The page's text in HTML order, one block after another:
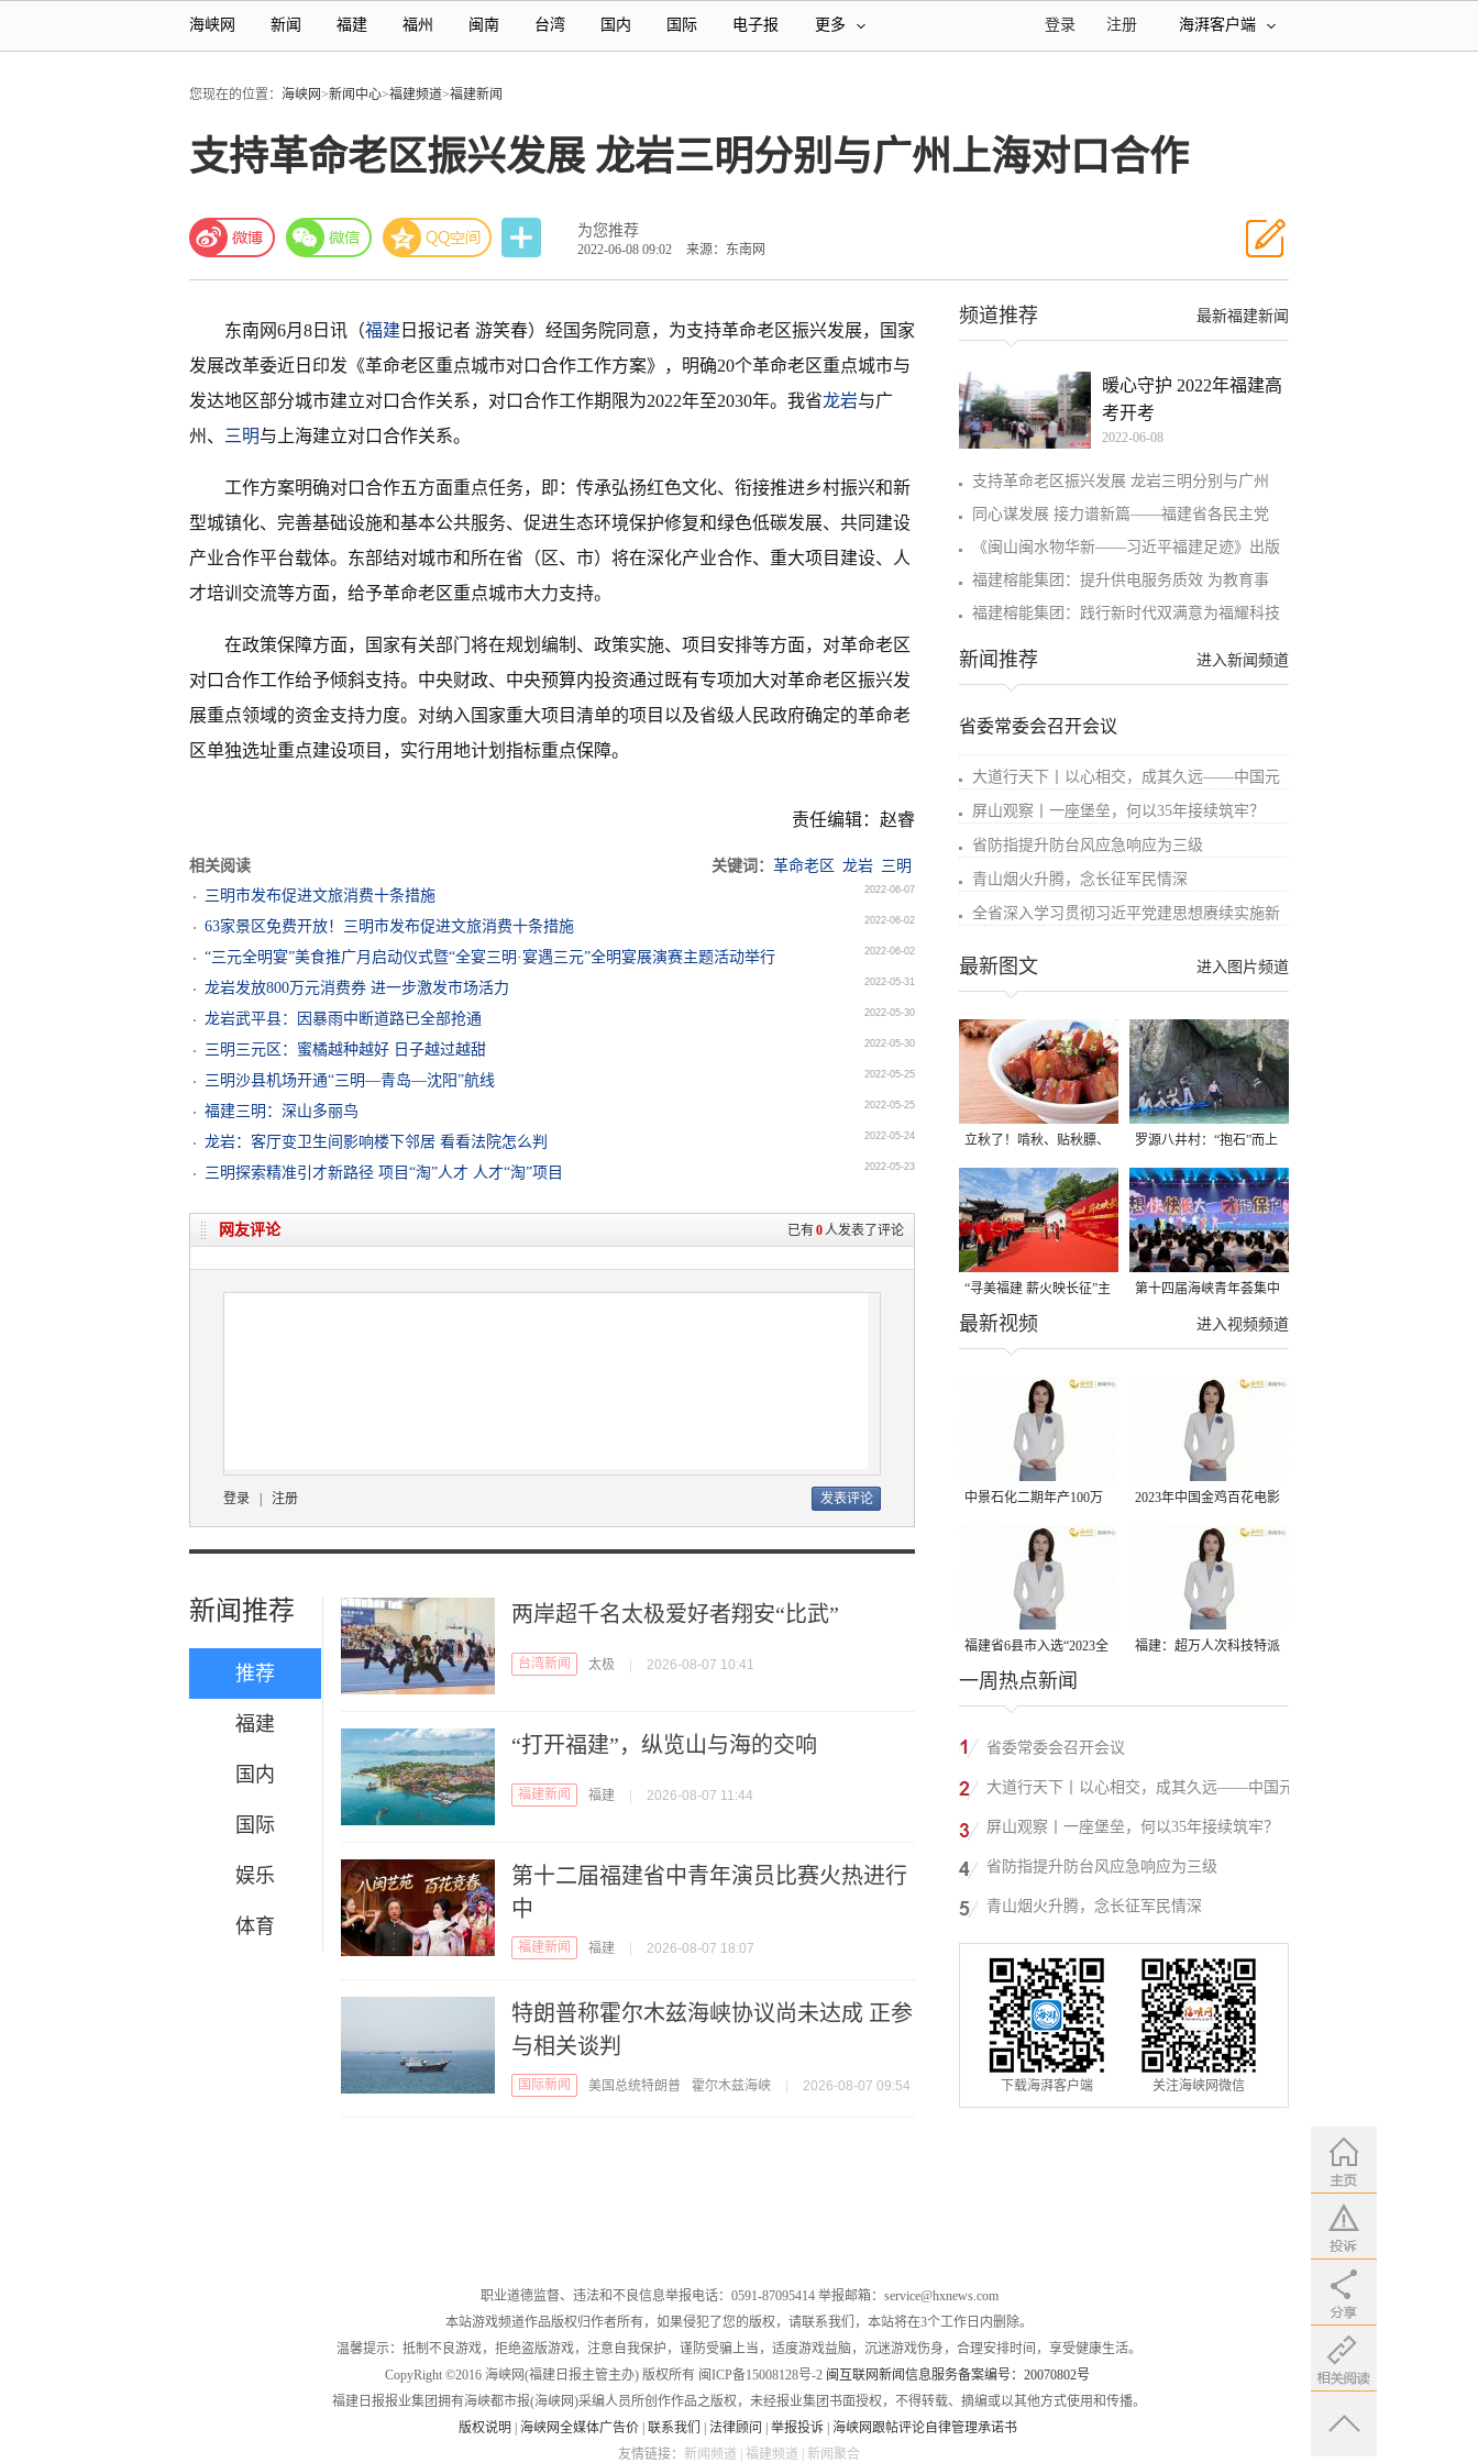
海峡网 新闻 福建 福州 闽南 台湾 国内 国际 电子报 更多 海湃客户端
注册
登录
您现在的位置： 海峡网>新闻中心>福建频道>福建新闻
支持革命老区振兴发展 龙岩三明分别与广州上海对口合作
为您推荐
2022-06-08 09:02 来源：东南网
东南网6月8日讯（福建 日报记者 游笑春）经国务院同意，为支持革命老区振兴发展，国家
发展改革委近日印发《革命老区重点城市对口合作工作方案》，明确20个革命老区重点城市与
发达地区部分城市建立对口合作关系，对口合作工作期限为2022年至2030年。我省龙岩与广
州、
三明与上海建立对口合作关系。
工作方案明确对口合作五方面重点任务，即：传承弘扬红色文化、衔接推进乡村振兴和新
型城镇化、完善基础设施和基本公共服务、促进生态环境保护修复和绿色低碳发展、共同建设
产业合作平台载体。东部结对城市和所在省（区、市）将在深化产业合作、重大项目建设、人
才培训交流等方面，给予革命老区重点城市大力支持。
在政策保障方面，国家有关部门将在规划编制、政策实施、项目安排等方面，对革命老区
对口合作工作给予倾斜支持。中央财政、中央预算内投资通过既有专项加大对革命老区振兴发
展重点领域的资金支持力度。对纳入国家重大项目清单的项目以及省级人民政府确定的革命老
区单独选址重点建设项目，实行用地计划指标重点保障。
责任编辑：赵睿
相关阅读 关键词： 革命老区 龙岩 三明
三明市发布促进文旅消费十条措施
2022-06-07
63家景区免费开放！三明市发布促进文旅消费十条措施 2022-06-02
“三元全明宴”美食推广月启动仪式暨“全宴三明·宴遇三元”全明宴展演赛主题活动举行 2022-06-02
龙岩发放800万元消费券 进一步激发市场活力 2022-05-31
龙岩武平县：因暴雨中断道路已全部抢通 2022-05-30
三明三元区：蜜橘越种越好 日子越过越甜 2022-05-30
三明沙县机场开通“三明—青岛—沈阳”航线 2022-05-25
福建三明：深山多丽鸟 2022-05-25
龙岩：客厅变卫生间影响楼下邻居 看看法院怎么判 2022-05-24
三明探索精准引才新路径 项目“淘”人才 人才“淘”项目 2022-05-23
已有0人发表了评论
网友评论
登录 注册
新闻推荐
推荐
福建
国内
国际
娱乐
体育
两岸超千名太极爱好者翔安“比武”
台湾新闻 太极 2026-08-07 10:41
“打开福建”，纵览山与海的交响
福建新闻 福建 2026-08-07 11:44
第十二届福建省中青年演员比赛火热进行
中
福建新闻 福建 2026-08-07 18:07
特朗普称霍尔木兹海峡协议尚未达成 正参
与相关谈判
国际新闻 美国总统特朗普 霍尔木兹海峡 2026-08-07 09:54
最新福建新闻
频道推荐
暖心守护 2022年福建高
考开考
2022-06-08
支持革命老区振兴发展 龙岩三明分别与广州
同心谋发展 接力谱新篇——福建省各民主党
《闽山闽水物华新——习近平福建足迹》出版
福建榕能集团：提升供电服务质效 为教育事
福建榕能集团：践行新时代双满意为福耀科技
进入新闻频道
新闻推荐
省委常委会召开会议
大道行天下丨以心相交，成其久远——中国元
屏山观察丨一座堡垒，何以35年接续筑牢？
省防指提升防台风应急响应为三级
青山烟火升腾，念长征军民情深
全省深入学习贯彻习近平党建思想赓续实施新
进入图片频道
最新图文
立秋了！啃秋、贴秋膘、
晒秋，福建人这样过才够
味→
罗源八井村：“抱石”而上
“寻美福建 薪火映长征”主
题活动在龙岩长汀启动
第十四届海峡青年荟集中
阶段活动在福州举行
进入视频频道
最新视频
中景石化二期年产100万
吨丙烷脱氢项目建成中交
2023年中国金鸡百花电影
节有福电影巡展31日启动
福建省6县市入选“2023全
国县域发展潜力百强县”
福建：超万人次科技特派
一周热点新闻
省委常委会召开会议
大道行天下丨以心相交，成其久远——中国元
首外交的世界情怀与大国气派
屏山观察丨一座堡垒，何以35年接续筑牢？
省防指提升防台风应急响应为三级
青山烟火升腾，念长征军民情深
下载海湃客户端 关注海峡网微信
职业道德监督、违法和不良信息举报电话：0591-87095414 举报邮箱：service@hxnews.com
本站游戏频道作品版权归作者所有，如果侵犯了您的版权，请联系我们，本站将在3个工作日内删除。
温馨提示：抵制不良游戏，拒绝盗版游戏，注意自我保护，谨防受骗上当，适度游戏益脑，沉迷游戏伤身，合理安排时间，享受健康生活。
CopyRight ©2016 海峡网(福建日报主管主办) 版权所有 闽ICP备15008128号-2 闽互联网新闻信息服务备案编号：20070802号
福建日报报业集团拥有海峡都市报(海峡网)采编人员所创作作品之版权，未经报业集团书面授权，不得转载、摘编或以其他方式使用和传播。
版权说明
海峡网全媒体广告价 联系我们 法律顾问 举报投诉
海峡网跟帖评论自律管理承诺书
友情链接： 新闻频道 福建频道 新闻聚合